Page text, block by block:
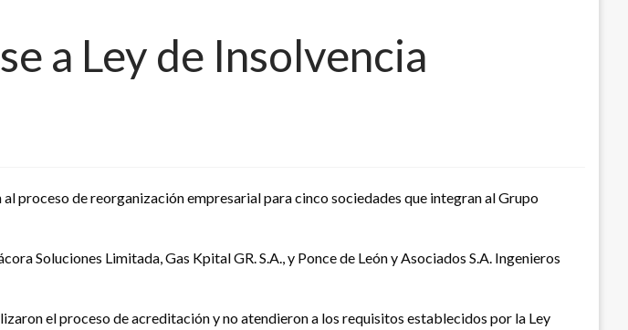
a Ley de Insolvencia
proceso de reorganización empresarial para cinco sociedades que integran al Grupo
Soluciones Limitada, Gas Kpital GR. S.A., y Ponce de León y Asociados S.A. Ingenieros
el proceso de acreditación y no atendieron a los requisitos establecidos por la Ley